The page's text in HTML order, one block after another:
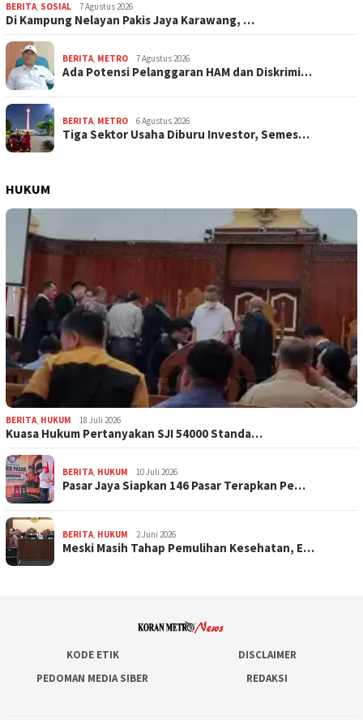
BERITA, SOSIAL 7 Agustus 2026
Di Kampung Nelayan Pakis Jaya Karawang, …
BERITA, METRO 7 Agustus 2026
Ada Potensi Pelanggaran HAM dan Diskrimi…
BERITA, METRO 6 Agustus 2026
Tiga Sektor Usaha Diburu Investor, Semes…
HUKUM
BERITA, HUKUM 18 Juli 2026
Kuasa Hukum Pertanyakan SJI 54000 Standa…
BERITA, HUKUM 10 Juli 2026
Pasar Jaya Siapkan 146 Pasar Terapkan Pe…
BERITA, HUKUM 2 Juni 2026
Meski Masih Tahap Pemulihan Kesehatan, E…
KODE ETIK
DISCLAIMER
PEDOMAN MEDIA SIBER
REDAKSI